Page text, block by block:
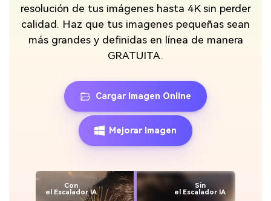
resolución de tus imágenes hasta 4K sin perder
calidad. Haz que tus imagenes pequeñas sean
más grandes y definidas en línea de manera
GRATUITA.
Cargar Imagen Online
Mejorar Imagen
Con
el Escalador IA
Sin
el Escalador IA